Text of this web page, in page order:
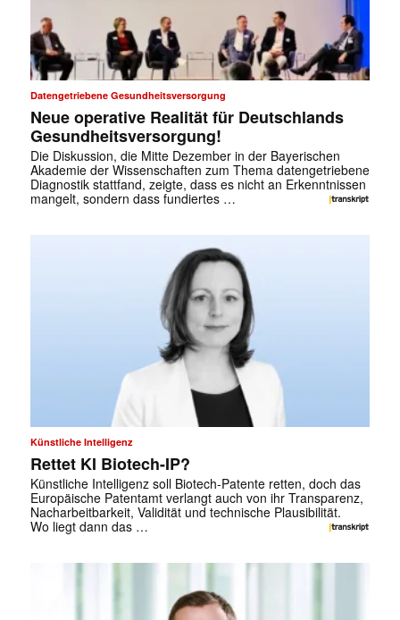
Datengetriebene Gesundheitsversorgung
Neue operative Realität für Deutschlands
Gesundheitsversorgung!
Die Diskussion, die Mitte Dezember in der Bayerischen
Akademie der Wissenschaften zum Thema datengetriebene
Diagnostik stattfand, zeigte, dass es nicht an Erkenntnissen
mangelt, sondern dass fundiertes …
Künstliche Intelligenz
Rettet KI Biotech-IP?
Künstliche Intelligenz soll Biotech-Patente retten, doch das
Europäische Patentamt verlangt auch von ihr Transparenz,
Nacharbeitbarkeit, Validität und technische Plausibilität.
Wo liegt dann das …